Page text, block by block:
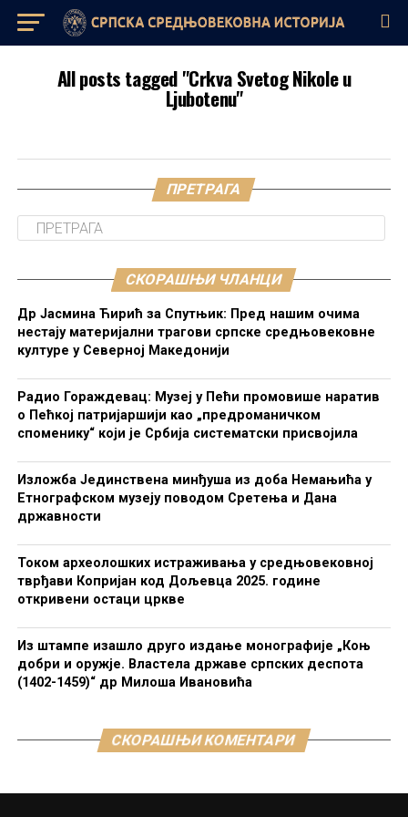
All posts tagged "Crkva Svetog Nikole u
Ljubotenu"
ПРЕТРАГА
СКОРАШЊИ ЧЛАНЦИ
Др Јасмина Ћирић за Спутњик: Пред нашим очима
нестају материјални трагови српске средњовековне
културе у Северној Македонији
Радио Гораждевац: Музеј у Пећи промовише наратив
о Пећкој патријаршији као „предроманичком
споменику“ који је Србија систематски присвојила
Изложба Јединствена минђуша из доба Немањића у
Етнографском музеју поводом Сретења и Дана
државности
Током археолошких истраживања у средњовековној
тврђави Копријан код Дољевца 2025. године
откривени остаци цркве
Из штампе изашло друго издање монографије „Коњ
добри и оружје. Властела државе српских деспота
(1402-1459)“ др Милоша Ивановића
СКОРАШЊИ КОМЕНТАРИ